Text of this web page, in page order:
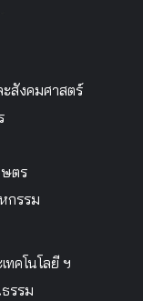
สังคมศาสตร์
ษตร
กรรม
ทคโนโลยี ฯ
รรม